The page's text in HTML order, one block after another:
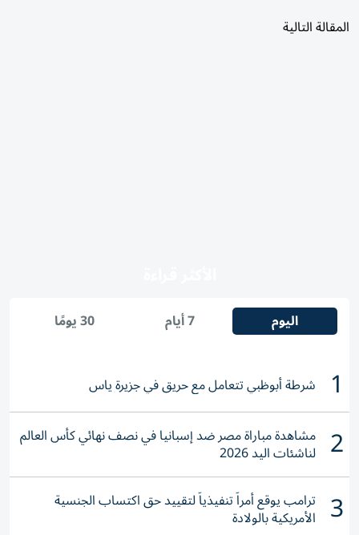
المقالة التالية
اليوم 7 أيام 30 يومًا
1 شرطة أبوظبي تتعامل مع حريق في جزيرة ياس
2 مشاهدة مباراة مصر ضد إسبانيا في نصف نهائي كأس العالم
لناشئات اليد 2026
3 ترامب يوقع أمراً تنفيذياً لتقييد حق اكتساب الجنسية
الأمريكية بالولادة